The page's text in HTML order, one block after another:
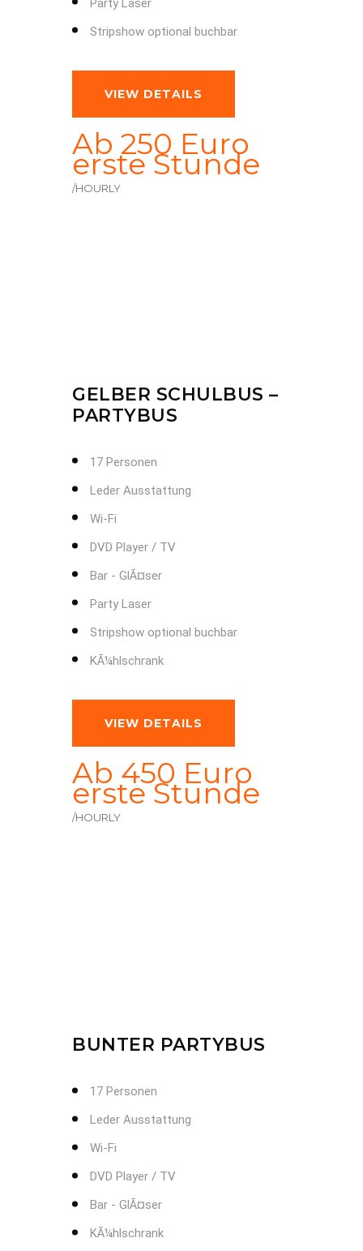
Party Laser
Stripshow optional buchbar
VIEW DETAILS
Ab 250 Euro
erste Stunde
/HOURLY
GELBER SCHULBUS –
PARTYBUS
17 Personen
Leder Ausstattung
Wi-Fi
DVD Player / TV
Bar - GlÃ¤ser
Party Laser
Stripshow optional buchbar
KÃ¼hlschrank
VIEW DETAILS
Ab 450 Euro
erste Stunde
/HOURLY
BUNTER PARTYBUS
17 Personen
Leder Ausstattung
Wi-Fi
DVD Player / TV
Bar - GlÃ¤ser
KÃ¼hlschrank